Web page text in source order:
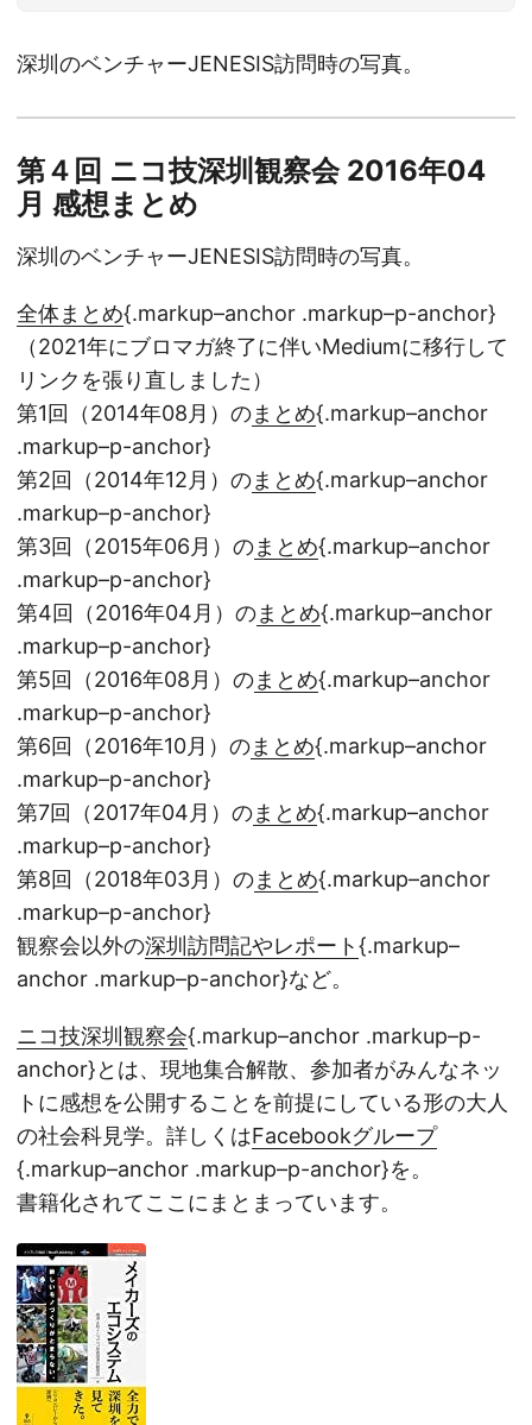
深圳のベンチャーJENESIS訪問時の写真。
第４回 ニコ技深圳観察会 2016年04
月 感想まとめ
深圳のベンチャーJENESIS訪問時の写真。
全体まとめ{.markup–anchor .markup–p-anchor}
（2021年にブロマガ終了に伴いMediumに移行して
リンクを張り直しました）
第1回（2014年08月）のまとめ{.markup–anchor
.markup–p-anchor}
第2回（2014年12月）のまとめ{.markup–anchor
.markup–p-anchor}
第3回（2015年06月）のまとめ{.markup–anchor
.markup–p-anchor}
第4回（2016年04月）のまとめ{.markup–anchor
.markup–p-anchor}
第5回（2016年08月）のまとめ{.markup–anchor
.markup–p-anchor}
第6回（2016年10月）のまとめ{.markup–anchor
.markup–p-anchor}
第7回（2017年04月）のまとめ{.markup–anchor
.markup–p-anchor}
第8回（2018年03月）のまとめ{.markup–anchor
.markup–p-anchor}
観察会以外の深圳訪問記やレポート{.markup–
anchor .markup–p-anchor}など。
ニコ技深圳観察会{.markup–anchor .markup–p-
anchor}とは、現地集合解散、参加者がみんなネッ
トに感想を公開することを前提にしている形の大人
の社会科見学。詳しくはFacebookグループ
{.markup–anchor .markup–p-anchor}を。
書籍化されてここにまとまっています。